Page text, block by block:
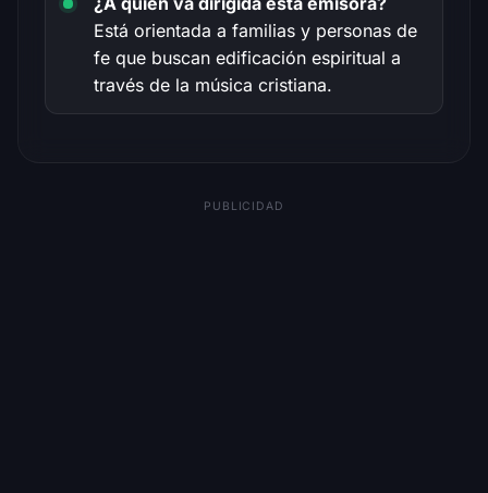
Está orientada a familias y personas de
fe que buscan edificación espiritual a
través de la música cristiana.
PUBLICIDAD